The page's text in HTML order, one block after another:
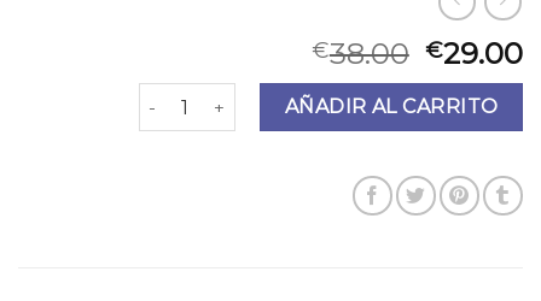
€38.00 €29.00
banoffee bolsos cantidadAÑADIR AL CARRITO